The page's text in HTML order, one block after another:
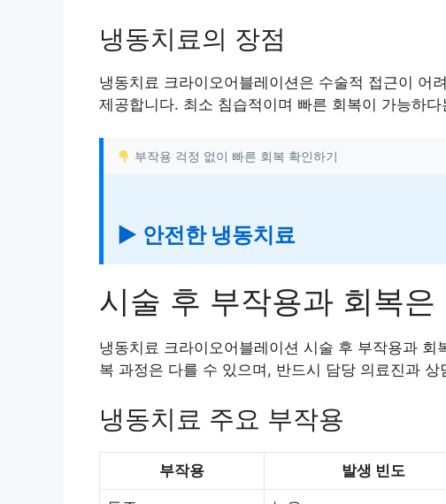
냉동치료의 장점
냉동치료 크라이오어블레이션은 수술적 접근이 어
제공합니다. 최소 침습적이며 빠른 회복이 가능하
부작용 걱정 없이 빠른 회복 확인하기
▶ 안전한 냉동치료
시술 후 부작용과 회복은
냉동치료 크라이오어블레이션 시술 후 부작용과
복 과정은 다를 수 있으며, 반드시 담당 의료진과 상
냉동치료 주요 부작용
부작용 발생 빈도